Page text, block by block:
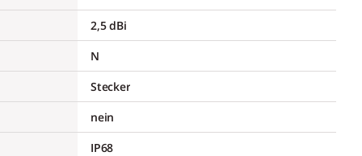
2,5 dBi
N
Stecker
nein
IP68